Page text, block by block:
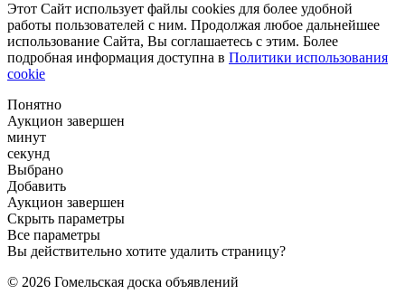
Этот Сайт использует файлы cookies для более удобной
работы пользователей с ним. Продолжая любое дальнейшее
использование Сайта, Вы соглашаетесь с этим. Более
подробная информация доступна в Политики использования
cookie
Понятно
Аукцион завершен
минут
секунд
Выбрано
Добавить
Аукцион завершен
Скрыть параметры
Все параметры
Вы действительно хотите удалить страницу?
© 2026 Гомельская доска объявлений